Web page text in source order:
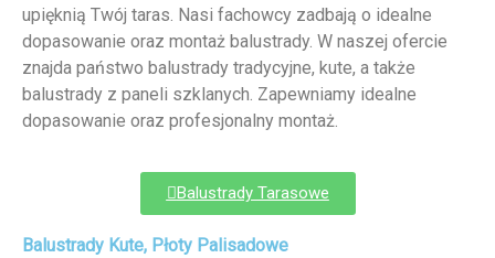
upięknią Twój taras. Nasi fachowcy zadbają o idealne
dopasowanie oraz montaż balustrady. W naszej ofercie
znajda państwo balustrady tradycyjne, kute, a także
balustrady z paneli szklanych. Zapewniamy idealne
dopasowanie oraz profesjonalny montaż.
Balustrady Tarasowe
Balustrady Kute, Płoty Palisadowe